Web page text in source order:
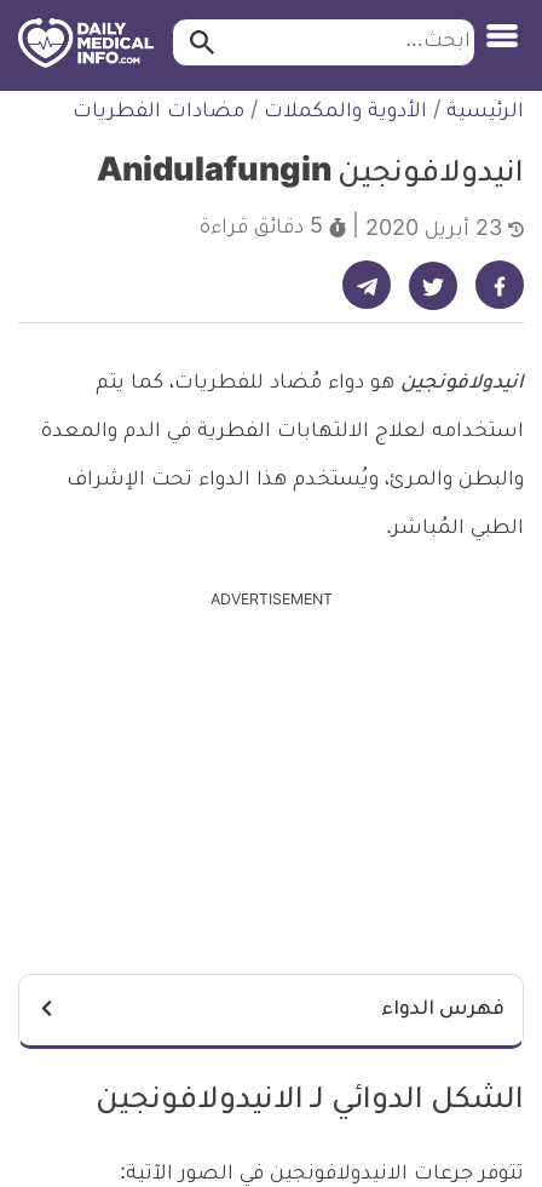
التخطي
للمحتوى
طبية
ابحث ابحث…
الرئيسية / الأدوية والمكملات / مضادات الفطريات
انيدولافونجين Anidulafungin
5 دقائق قراءة
شارك على فيسبوك - ديلي ميديكال انفو شارك على تويتر - ديلي ميديكال انفو شارك على تيليجرام - ديلي ميديكال انفو
انيدولافونجين هو دواء مُضاد للفطريات، كما يتم
استخدامه لعلاج الالتهابات الفطرية في الدم والمعدة
والبطن والمرئ، ويُستخدم هذا الدواء تحت الإشراف
الطبي المُباشر.
ADVERTISEMENT
فهرس الدواء
الشكل الدوائي لـ الانيدولافونجين
تتوفر جرعات الانيدولافونجين في الصور الآتية: